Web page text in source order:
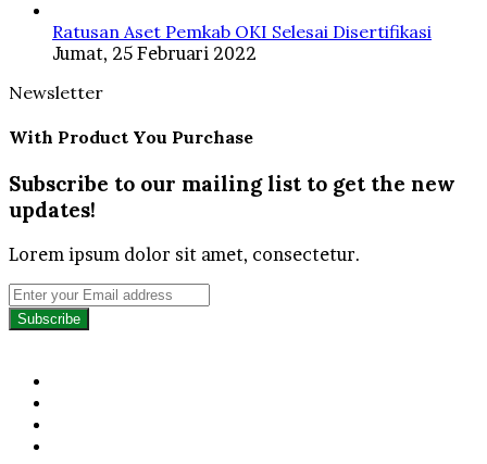
Ratusan Aset Pemkab OKI Selesai Disertifikasi
Jumat, 25 Februari 2022
Newsletter
With Product You Purchase
Subscribe to our mailing list to get the new
updates!
Lorem ipsum dolor sit amet, consectetur.
Enter
your
Email